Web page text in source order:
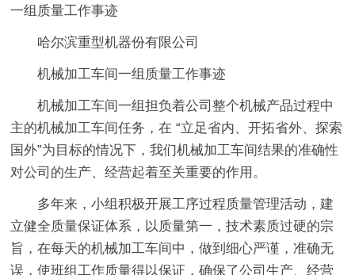
一组质量工作事迹
哈尔滨重型机器份有限公司
机械加工车间一组质量工作事迹
机械加工车间一组担负着公司整个机械产品过程中
主的机械加工车间任务，在 “立足省内、开拓省外、探索
国外”为目标的情况下，我们机械加工车间结果的准确性
对公司的生产、经营起着至关重要的作用。
多年来，小组积极开展工序过程质量管理活动，建
立健全质量保证体系，以质量第一，技术素质过硬的宗
旨，在每天的机械加工车间中，做到细心严谨，准确无
误，使班组工作质量得以保证，确保了公司生产、经营